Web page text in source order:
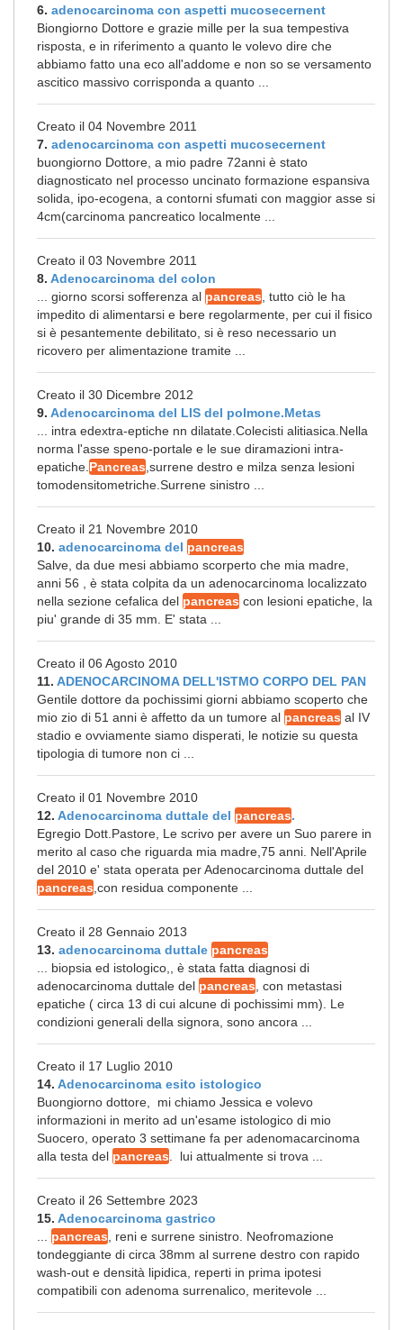
6. adenocarcinoma con aspetti mucosecernent
Biongiorno Dottore e grazie mille per la sua tempestiva
risposta, e in riferimento a quanto le volevo dire che
abbiamo fatto una eco all'addome e non so se versamento
ascitico massivo corrisponda a quanto ...
Creato il 04 Novembre 2011
7. adenocarcinoma con aspetti mucosecernent
buongiorno Dottore, a mio padre 72anni è stato
diagnosticato nel processo uncinato formazione espansiva
solida, ipo-ecogena, a contorni sfumati con maggior asse si
4cm(carcinoma pancreatico localmente ...
Creato il 03 Novembre 2011
8. Adenocarcinoma del colon
... giorno scorsi sofferenza al pancreas , tutto ciò le ha
impedito di alimentarsi e bere regolarmente, per cui il fisico
si è pesantemente debilitato, si è reso necessario un
ricovero per alimentazione tramite ...
Creato il 30 Dicembre 2012
9. Adenocarcinoma del LIS del polmone.Metas
... intra edextra-eptiche nn dilatate.Colecisti alitiasica.Nella
norma l'asse speno-portale e le sue diramazioni intra-
epatiche. Pancreas ,surrene destro e milza senza lesioni
tomodensitometriche.Surrene sinistro ...
Creato il 21 Novembre 2010
10. adenocarcinoma del pancreas
Salve, da due mesi abbiamo scorperto che mia madre,
anni 56 , è stata colpita da un adenocarcinoma localizzato
nella sezione cefalica del pancreas con lesioni epatiche, la
piu' grande di 35 mm. E' stata ...
Creato il 06 Agosto 2010
11. ADENOCARCINOMA DELL'ISTMO CORPO DEL PAN
Gentile dottore da pochissimi giorni abbiamo scoperto che
mio zio di 51 anni è affetto da un tumore al pancreas al IV
stadio e ovviamente siamo disperati, le notizie su questa
tipologia di tumore non ci ...
Creato il 01 Novembre 2010
12. Adenocarcinoma duttale del pancreas.
Egregio Dott.Pastore, Le scrivo per avere un Suo parere in
merito al caso che riguarda mia madre,75 anni. Nell'Aprile
del 2010 e' stata operata per Adenocarcinoma duttale del
pancreas ,con residua componente ...
Creato il 28 Gennaio 2013
13. adenocarcinoma duttale pancreas
... biopsia ed istologico,, è stata fatta diagnosi di
adenocarcinoma duttale del pancreas , con metastasi
epatiche ( circa 13 di cui alcune di pochissimi mm). Le
condizioni generali della signora, sono ancora ...
Creato il 17 Luglio 2010
14. Adenocarcinoma esito istologico
Buongiorno dottore, mi chiamo Jessica e volevo
informazioni in merito ad un'esame istologico di mio
Suocero, operato 3 settimane fa per adenomacarcinoma
alla testa del pancreas . lui attualmente si trova ...
Creato il 26 Settembre 2023
15. Adenocarcinoma gastrico
pancreas , reni e surrene sinistro. Neofromazione
tondeggiante di circa 38mm al surrene destro con rapido
wash-out e densità lipidica, reperti in prima ipotesi
compatibili con adenoma surrenalico, meritevole ...